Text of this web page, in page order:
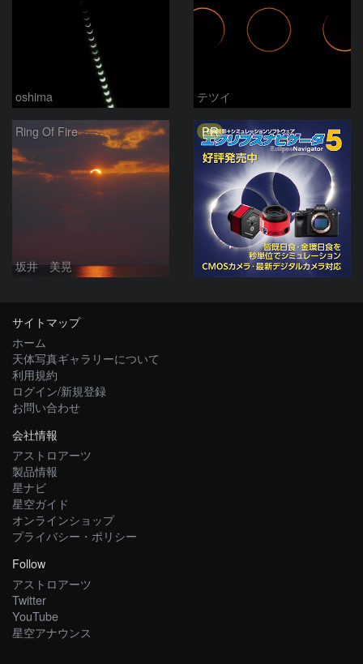
oshima テツイ
Ring Of Fire
坂井 美晃
PR
サイトマップ
ホーム
天体写真ギャラリーについて
利用規約
ログイン/新規登録
お問い合わせ
会社情報
アストロアーツ
製品情報
星ナビ
星空ガイド
オンラインショップ
プライバシー・ポリシー
Follow
アストロアーツ
Twitter
YouTube
星空アナウンス